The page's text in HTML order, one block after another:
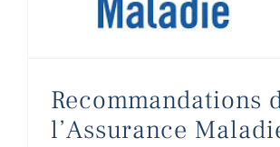
Recommandations
l’Assurance